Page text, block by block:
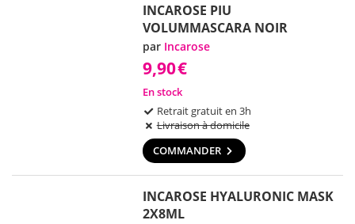
INCAROSE PIU
VOLUMMASCARA NOIR
par Incarose
9,90€
En stock
Retrait gratuit en 3h
Livraison à domicile
COMMANDER
INCAROSE HYALURONIC MASK
2X8ML